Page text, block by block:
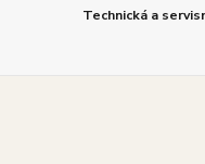
Technická a